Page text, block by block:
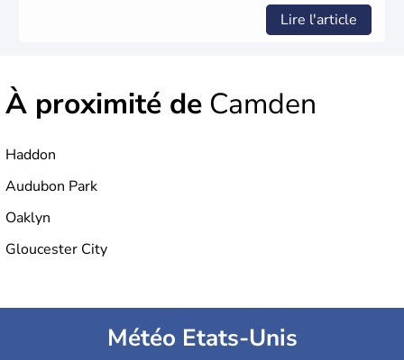
Lire l'article
À proximité de Camden
Haddon
Audubon Park
Oaklyn
Gloucester City
Météo Etats-Unis